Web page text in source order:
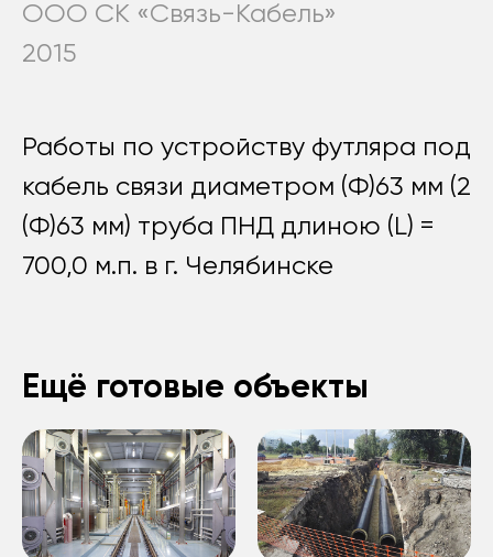
ООО СК «Связь-Кабель»
2015
Работы по устройству футляра под
кабель связи диаметром (Ф)63 мм (2
(Ф)63 мм) труба ПНД длиною (L) =
700,0 м.п. в г. Челябинске
Ещё готовые объекты